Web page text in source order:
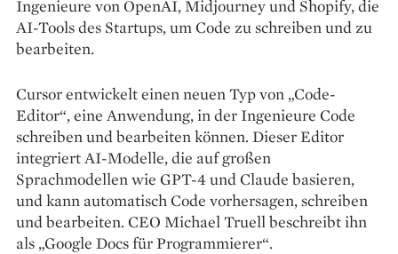
Ingenieure von OpenAI, Midjourney und Shopify, die
AI-Tools des Startups, um Code zu schreiben und zu
bearbeiten.
Cursor entwickelt einen neuen Typ von „Code-
Editor“, eine Anwendung, in der Ingenieure Code
schreiben und bearbeiten können. Dieser Editor
integriert AI-Modelle, die auf großen
Sprachmodellen wie GPT-4 und Claude basieren,
und kann automatisch Code vorhersagen, schreiben
und bearbeiten. CEO Michael Truell beschreibt ihn
als „Google Docs für Programmierer“.